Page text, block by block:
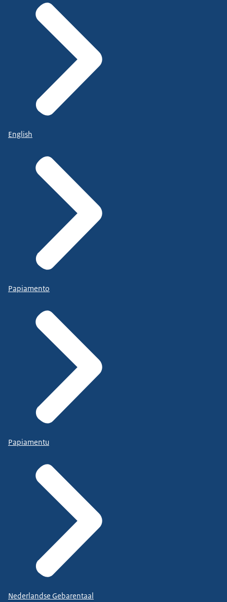
English
Papiamento
Papiamentu
Nederlandse Gebarentaal